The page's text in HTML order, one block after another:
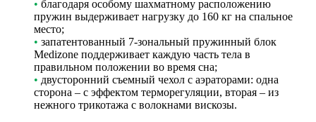
• благодаря особому шахматному расположению
пружин выдерживает нагрузку до 160 кг на спальное
место;
• запатентованный 7-зональный пружинный блок
Medizone поддерживает каждую часть тела в
правильном положении во время сна;
• двусторонний съемный чехол с аэраторами: одна
сторона – с эффектом терморегуляции, вторая – из
нежного трикотажа с волокнами вискозы.